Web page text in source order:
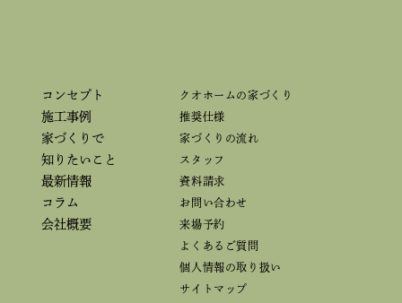
コンセプト
施工事例
家づくりで
知りたいこと
最新情報
コラム
会社概要
クオホームの家づくり
推奨仕様
家づくりの流れ
スタッフ
資料請求
お問い合わせ
来場予約
よくあるご質問
個人情報の取り扱い
サイトマップ